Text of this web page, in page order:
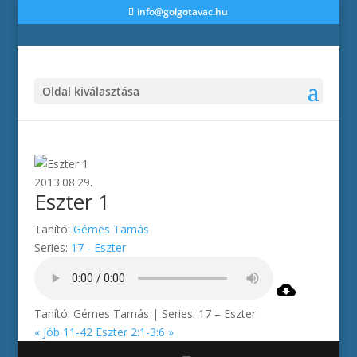
info@golgotavac.hu
Oldal kiválasztása
2013.08.29.
Eszter 1
Tanító: Gémes Tamás
Series: 17 - Eszter
Tanító: Gémes Tamás | Series: 17 – Eszter
« Jób 11-42 Eszter 2:1-3:6 »